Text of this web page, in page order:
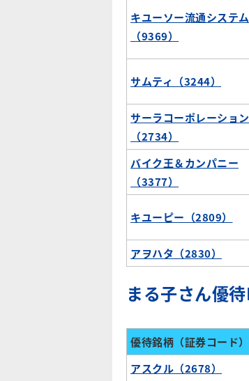
キユーソー流通システム
（9369）
サムティ（3244）
サーラコーポレーション
（2734）
バイク王＆カンパニー
（3377）
キユーピー（2809）
アヲハタ（2830）
まる子さん優待
優待銘柄（証券コード）
アスクル（2678）